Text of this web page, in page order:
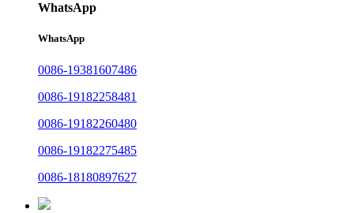
WhatsApp
WhatsApp
0086-19381607486
0086-19182258481
0086-19182260480
0086-19182275485
0086-18180897627